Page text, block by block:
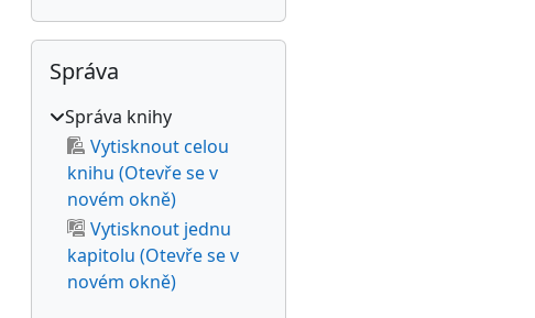
Přeskočit: Správa
Správa
Správa knihy
Vytisknout celou
knihu (Otevře se v
novém okně)
Vytisknout jednu
kapitolu (Otevře se v
novém okně)